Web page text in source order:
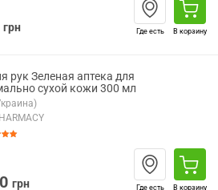
грн Где есть В корзину
рук Зеленая аптека для
сухой кожи 300 мл
грн Где есть В корзину